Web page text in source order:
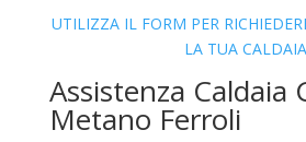
UTILIZZA IL FORM PER
LA TUA CALDAIA
Assistenza Caldaia
Metano Ferroli